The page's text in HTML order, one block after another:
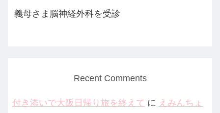
義母さま脳神経外科を受診
Recent Comments
付き添いで大阪日帰り旅を終えて に えみんちょ